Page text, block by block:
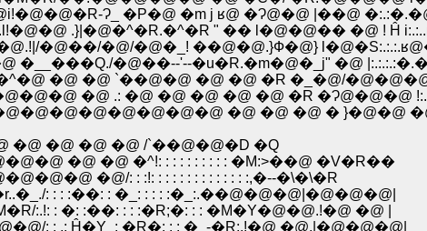
Ɂ_ �P�@ �m j ʁ@ �Ɂ@�@ |��@
.}|�@�^�R.�^�R " �� l�@�@�� �@ ! Ĥ
�@��/�@/�@�_! ��@�@.}Ф�@}
�__���Q./�@��--'--�u�R.�m�@�_j" �@
�@ �@ `��@�@ �@ �@ �R �_�@/
�@ .: �@ �@ �@ �@ �@ �R �Ɂ@�@�@
�@ �@ �@ � }�@�@
�@ �@ �@ �@ /`��@�@�D �Q
�@ �@ �^!: : : : : : : : : : �M:>��@ �V�R��
�@/: : :!: : : : : : : : : : : : : :,�--�\�\�R
: : : :��: : �_: : : : :�_:.��@�@�@|�@�@�@|
:.!: : �: :��: : : :�R;�: : : �M�Y�@�@.!�@ �@ |
: : ,: Ĥ�Y_: �R�: : : �_-�R;.!�@ �@.|�@�@�@|